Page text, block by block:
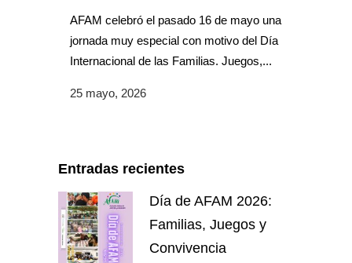
AFAM celebró el pasado 16 de mayo una
jornada muy especial con motivo del Día
Internacional de las Familias. Juegos,...
25 mayo, 2026
Entradas recientes
Día de AFAM 2026:
Familias, Juegos y
Convivencia